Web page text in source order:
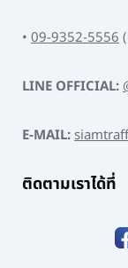
• 09-9352-5556
LINE OFFICIAL:
E-MAIL:
ติดตามเราได้ที่